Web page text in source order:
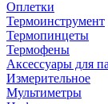
Оплетки
Термоинструмент
Термопинцеты
Термофены
Аксессуары для
Измерительное
Мультиметры